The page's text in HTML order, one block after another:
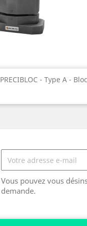
PRECIBLOC - Type A -
Aperçu rapide
Vous pouvez vous
demande.